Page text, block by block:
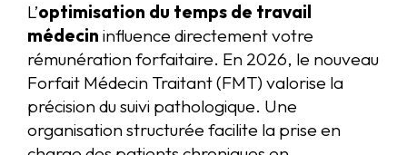
L’optimisation du temps de travail
médecin influence directement votre
rémunération forfaitaire. En 2026, le nouveau
Forfait Médecin Traitant (FMT) valorise la
précision du suivi pathologique. Une
organisation structurée facilite la prise en